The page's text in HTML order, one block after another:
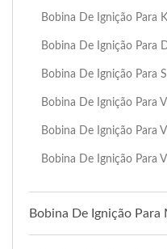
Bobina De Ignição Para
Bobina De Ignição Para
Bobina De Ignição Para
Bobina De Ignição Para
Bobina De Ignição Para
Bobina De Ignição Para
Bobina De Ignição